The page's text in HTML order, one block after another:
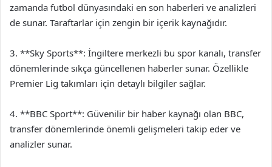
zamanda futbol dünyasındaki en son haberleri ve analizleri
de sunar. Taraftarlar için zengin bir içerik kaynağıdır.
3. **Sky Sports**: İngiltere merkezli bu spor kanalı, transfer
dönemlerinde sıkça güncellenen haberler sunar. Özellikle
Premier Lig takımları için detaylı bilgiler sağlar.
4. **BBC Sport**: Güvenilir bir haber kaynağı olan BBC,
transfer dönemlerinde önemli gelişmeleri takip eder ve
analizler sunar.